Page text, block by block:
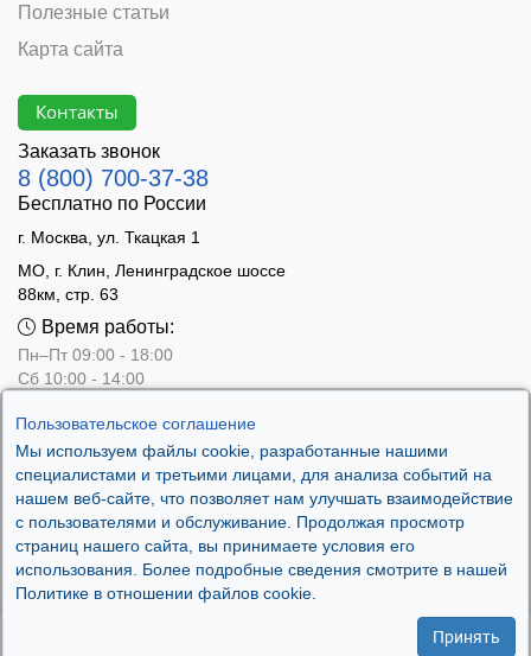
Пользовательское соглашение
Мы используем файлы cookie, разработанные нашими
специалистами и третьими лицами, для анализа событий на
нашем веб-сайте, что позволяет нам улучшать взаимодействие
с пользователями и обслуживание. Продолжая просмотр
страниц нашего сайта, вы принимаете условия его
использования. Более подробные сведения смотрите в нашей
Политике в отношении файлов cookie.
Принять
Полезные статьи
Карта сайта
Контакты
Заказать звонок
8 (800) 700-37-38
Бесплатно по России
г. Москва, ул. Ткацкая 1
МО, г. Клин, Ленинградское шоссе
88км, стр. 63
Время работы:
Пн–Пт 09:00 - 18:00
Сб 10:00 - 14:00